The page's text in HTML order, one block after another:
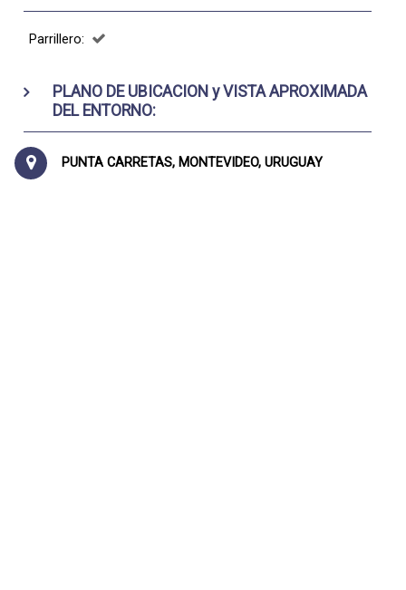
Parrillero:
PLANO DE UBICACION y VISTA APROXIMADA
DEL ENTORNO:
PUNTA CARRETAS, MONTEVIDEO, URUGUAY